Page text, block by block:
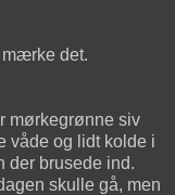
mærke det.
mørkegrønne siv
våde og lidt kolde i
der brusede ind.
skulle gå, men